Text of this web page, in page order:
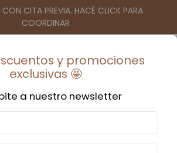
CITA PREVIA. HACÉ CLICK PARA
COORDINAR
y promociones
exclusivas 🤩
a nuestro newsletter